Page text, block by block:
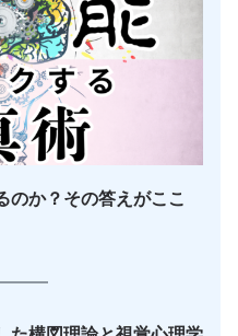
のか？その答えがここ